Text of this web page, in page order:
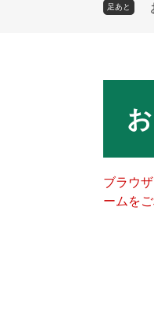
足あと
ブラウ
ームを